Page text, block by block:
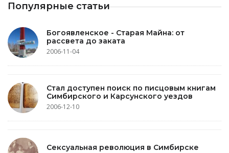
Популярные статьи
Богоявленское - Старая Майна: от
рассвета до заката
2006-11-04
Стал доступен поиск по писцовым книгам
Симбирского и Карсунского уездов
2006-12-10
Сексуальная революция в Симбирске